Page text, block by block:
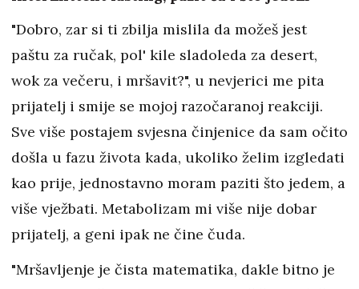
"Dobro, zar si ti zbilja mislila da možeš jest
paštu za ručak, pol' kile sladoleda za desert,
wok za večeru, i mršavit?", u nevjerici me pita
prijatelj i smije se mojoj razočaranoj reakciji.
Sve više postajem svjesna činjenice da sam očito
došla u fazu života kada, ukoliko želim izgledati
kao prije, jednostavno moram paziti što jedem, a
više vježbati. Metabolizam mi više nije dobar
prijatelj, a geni ipak ne čine čuda.
"Mršavljenje je čista matematika, dakle bitno je